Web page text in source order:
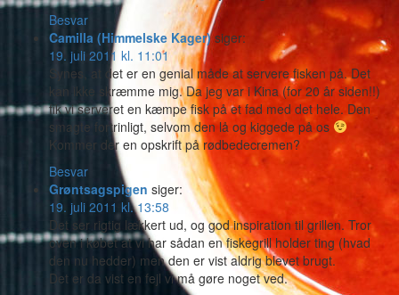
Besvar
Camilla (Himmelske Kager) siger:
19. juli 2011 kl. 11:01
Synes, at det er en genial måde at servere fisken på. Det
kan ikke skræmme mig. Da jeg var i Kina (for 20 år siden!!)
fik vi serveret en kæmpe fisk på et fad med det hele. Den
smagte fortrinligt, selvom den lå og kiggede på os
Kommer der en opskrift på rødbedecremen?
Besvar
Grøntsagspigen siger:
19. juli 2011 kl. 13:58
Det ser rigtig lækkert ud, og god inspiration til grillen. Tror
oven i købet at vi har sådan en fiskegrill holder ting (hvad
den nu hedder) men den er vist aldrig blevet brugt.
Det er da vist en fejl vi må gøre noget ved.